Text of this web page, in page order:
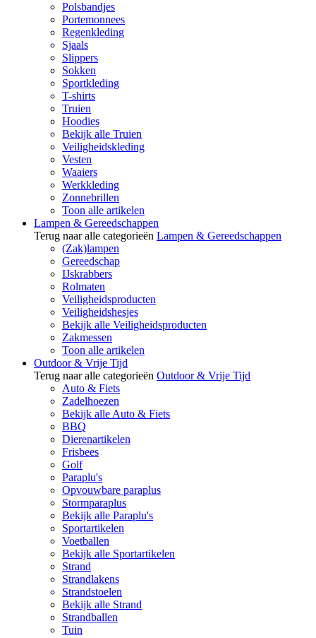
Polsbandjes
Portemonnees
Regenkleding
Sjaals
Slippers
Sokken
Sportkleding
T-shirts
Truien
Hoodies
Bekijk alle Truien
Veiligheidskleding
Vesten
Waaiers
Werkkleding
Zonnebrillen
Toon alle artikelen
Lampen & Gereedschappen
Terug naar alle categorieën Lampen & Gereedschappen
(Zak)lampen
Gereedschap
IJskrabbers
Rolmaten
Veiligheidsproducten
Veiligheidshesjes
Bekijk alle Veiligheidsproducten
Zakmessen
Toon alle artikelen
Outdoor & Vrije Tijd
Terug naar alle categorieën Outdoor & Vrije Tijd
Auto & Fiets
Zadelhoezen
Bekijk alle Auto & Fiets
BBQ
Dierenartikelen
Frisbees
Golf
Paraplu's
Opvouwbare paraplus
Stormparaplus
Bekijk alle Paraplu's
Sportartikelen
Voetballen
Bekijk alle Sportartikelen
Strand
Strandlakens
Strandstoelen
Bekijk alle Strand
Strandballen
Tuin